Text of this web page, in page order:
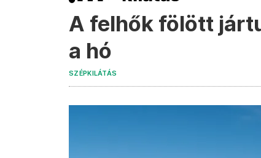
A felhők fölött
a hó
SZÉPKILÁTÁS